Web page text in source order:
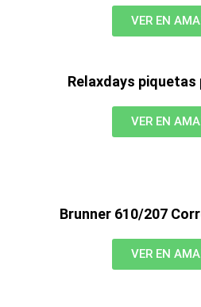
VER EN
Relaxdays piquetas
VER EN
Brunner 610/207
VER EN